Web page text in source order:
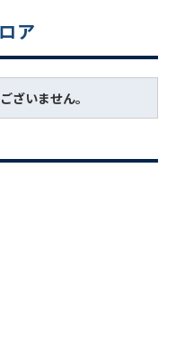
ア
ざいません。